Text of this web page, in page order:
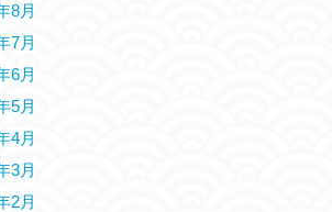
8月
7月
6月
5月
4月
3月
2月